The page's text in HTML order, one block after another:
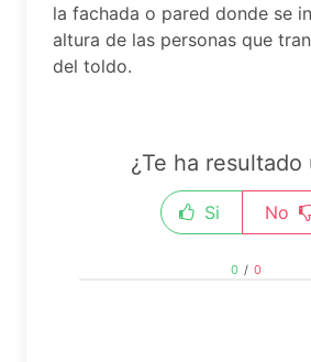
la fachada o pared donde se
altura de las personas que
del toldo.
¿Te ha resultado
Si No
0 / 0